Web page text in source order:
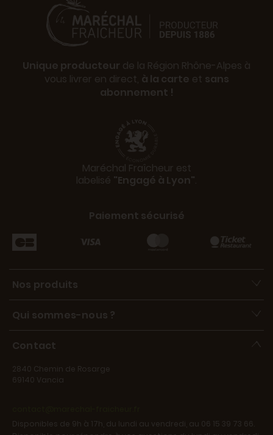
Unique producteur de la Région Rhône-Alpes à
vous livrer en direct, à la carte et sans
abonnement !
Maréchal Fraîcheur est
labelisé "Engagé à Lyon".
Paiement sécurisé
Nos produits
Qui sommes-nous ?
Contact
2840 Chemin de Rosarge
69140 Vancia
Disponibles de 9h à 17h, du lundi au vendredi, au 06 15 39 73 66.